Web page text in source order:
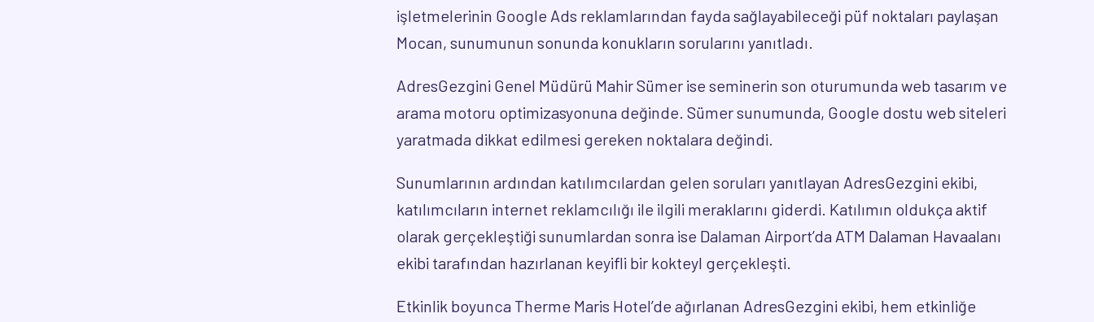
işletmelerinin Google Ads reklamlarından fayda sağlayabileceği püf noktaları paylaşan
Mocan, sunumunun sonunda konukların sorularını yanıtladı.
AdresGezgini Genel Müdürü Mahir Sümer ise seminerin son oturumunda web tasarım ve
arama motoru optimizasyonuna değinde. Sümer sunumunda, Google dostu web siteleri
yaratmada dikkat edilmesi gereken noktalara değindi.
Sunumlarının ardından katılımcılardan gelen soruları yanıtlayan AdresGezgini ekibi,
katılımcıların internet reklamcılığı ile ilgili meraklarını giderdi. Katılımın oldukça aktif
olarak gerçekleştiği sunumlardan sonra ise Dalaman Airport’da ATM Dalaman Havaalanı
ekibi tarafından hazırlanan keyifli bir kokteyl gerçekleşti.
Etkinlik boyunca Therme Maris Hotel’de ağırlanan AdresGezgini ekibi, hem etkinliğe